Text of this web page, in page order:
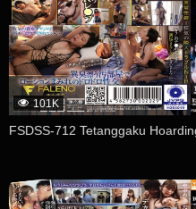
101K
FSDSS-712 Tetanggaku